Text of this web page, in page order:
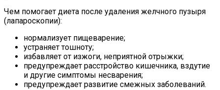
Чем помогает диета после удаления желчного пузыря
(лапароскопии):
нормализует пищеварение;
устраняет тошноту;
избавляет от изжоги, неприятной отрыжки;
предупреждает расстройство кишечника, вздутие
и другие симптомы несварения;
предупреждает развитие смежных заболеваний.